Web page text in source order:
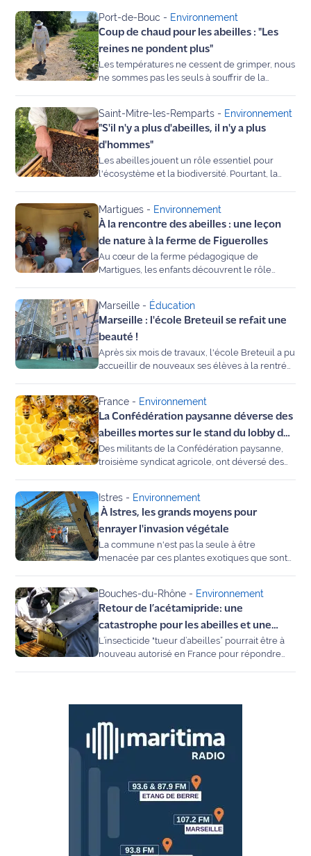
Ecouter
et voir
Maritima
nous ?
Devenir
annonceur
Mention
légales
d'utilisation du
site maritima.fr
Archives
Port-de-Bouc - Environnement
Coup de chaud pour les abeilles : "Les
reines ne pondent plus"
Les températures ne cessent de grimper, nous
ne sommes pas les seuls à souffrir de la
Saint-Mitre-les-Remparts - Environnement
"S'il n'y a plus d'abeilles, il n'y a plus
d'hommes"
Les abeilles jouent un rôle essentiel pour
l'écosystème et la biodiversité. Pourtant, la
sur la diminution de la population d'insectes
dans les ruches. La faute, selon elle, aux
pratiques humaines et à l'utilisation de certains
produits phytosanitaires.
Martigues - Environnement
À la rencontre des abeilles : une leçon
de nature à la ferme de Figuerolles
Au cœur de la ferme pédagogique de
Martigues, les enfants découvrent le rôle
Marseille - Éducation
Marseille : l'école Breteuil se refait une
beauté !
Après six mois de travaux, l'école Breteuil a pu
accueillir de nouveaux ses élèves à la rentrée
méthodes pédagogiques, la centaine d'élèves
de cette école peut désormais étudier dans
des conditions plus optimales.
France - Environnement
La Confédération paysanne déverse des
abeilles mortes sur le stand du lobby des
pesticides au Salon de l'agriculture
Des militants de la Confédération paysanne,
troisième syndicat agricole, ont déversé des
vendredi, pour protester contre la possible
réintroduction d'un "néonicotinoïde tueur
d'abeilles", avant d'être évacués par la
sécurité.
Istres - Environnement
À Istres, les grands moyens pour
enrayer l'invasion végétale
La commune n'est pas la seule à être
menacée par ces plantes exotiques que sont
guêpes et abeilles, ces espèces envahissantes
sont nocives pour la flore mais aussi la faune
locales.
Bouches-du-Rhône - Environnement
Retour de l’acétamipride: une
catastrophe pour les abeilles et une
nécessité pour les agriculteurs
L’insecticide "tueur d’abeilles” pourrait être à
nouveau autorisé en France pour répondre